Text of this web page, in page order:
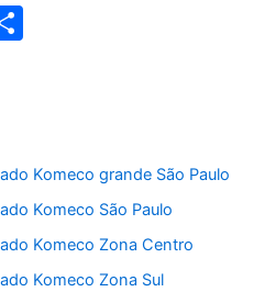
Komeco grande São Paulo
Komeco São Paulo
Komeco Zona Centro
Komeco Zona Sul